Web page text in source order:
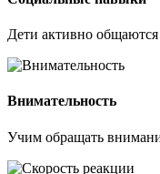
Дети активно
Внимательность
Учим обращать